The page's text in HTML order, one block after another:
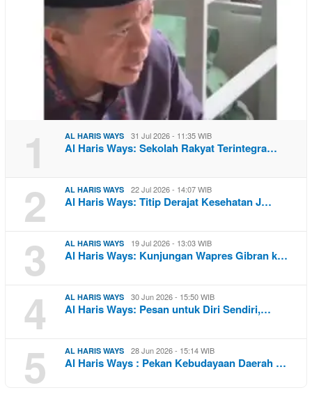
1 AL HARIS WAYS 31 Jul 2026 - 11:35 WIB
Al Haris Ways: Sekolah Rakyat Terintegra…
2 AL HARIS WAYS 22 Jul 2026 - 14:07 WIB
Al Haris Ways: Titip Derajat Kesehatan J…
3 AL HARIS WAYS 19 Jul 2026 - 13:03 WIB
Al Haris Ways: Kunjungan Wapres Gibran k…
4 AL HARIS WAYS 30 Jun 2026 - 15:50 WIB
Al Haris Ways: Pesan untuk Diri Sendiri,…
5 AL HARIS WAYS 28 Jun 2026 - 15:14 WIB
Al Haris Ways : Pekan Kebudayaan Daerah …